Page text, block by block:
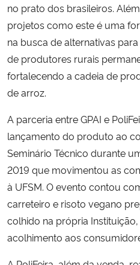
no prato dos brasileiros.
projetos como este é uma
na busca de alternativas
de produtores rurais
fortalecendo a cadeia de
de arroz.
A parceria entre GPAI e
lançamento do produto ao
Seminário Técnico durante
2019 que movimentou as
à UFSM. O evento contou
carreteiro e risoto vegano
colhido na própria
acolhimento aos